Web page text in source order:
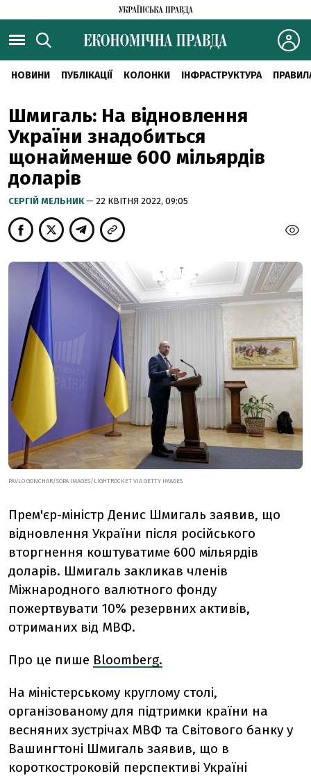
НОВИНИ ПУБЛІКАЦІЇ КОЛОНКИ ІНФРАСТРУКТУРА
Шмигаль: На відновлення
України знадобиться
щонайменше 600 мільярдів
доларів
CЕРГІЙ МЕЛЬНИК — 22 КВІТНЯ 2022, 09:05
PAVLO GONCHAR/SOPA IMAGES/LIGHTROCKET VIA GETTY IMAGES
Прем'єр-міністр Денис Шмигаль заявив, що
відновлення України після російського
вторгнення коштуватиме 600 мільярдів
доларів. Шмигаль закликав членів
Міжнародного валютного фонду
пожертвувати 10% резервних активів,
отриманих від МВФ.
Про це пише Bloomberg.
На міністерському круглому столі,
організованому для підтримки країни на
весняних зустрічах МВФ та Світового банку у
Вашингтоні Шмигаль заявив, що в
короткостроковій перспективі Україні